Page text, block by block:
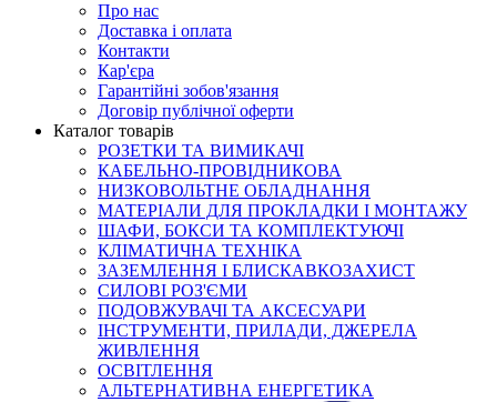
Про нас
Доставка і оплата
Контакти
Кар'єра
Гарантійні зобов'язання
Договір публічної оферти
Каталог товарів
РОЗЕТКИ ТА ВИМИКАЧІ
КАБЕЛЬНО-ПРОВІДНИКОВА
НИЗКОВОЛЬТНЕ ОБЛАДНАННЯ
МАТЕРІАЛИ ДЛЯ ПРОКЛАДКИ І МОНТАЖУ
ШАФИ, БОКСИ ТА КОМПЛЕКТУЮЧІ
КЛІМАТИЧНА ТЕХНІКА
ЗАЗЕМЛЕННЯ І БЛИСКАВКОЗАХИСТ
СИЛОВІ РОЗ'ЄМИ
ПОДОВЖУВАЧІ ТА АКСЕСУАРИ
ІНСТРУМЕНТИ, ПРИЛАДИ, ДЖЕРЕЛА
ЖИВЛЕННЯ
ОСВІТЛЕННЯ
АЛЬТЕРНАТИВНА ЕНЕРГЕТИКА